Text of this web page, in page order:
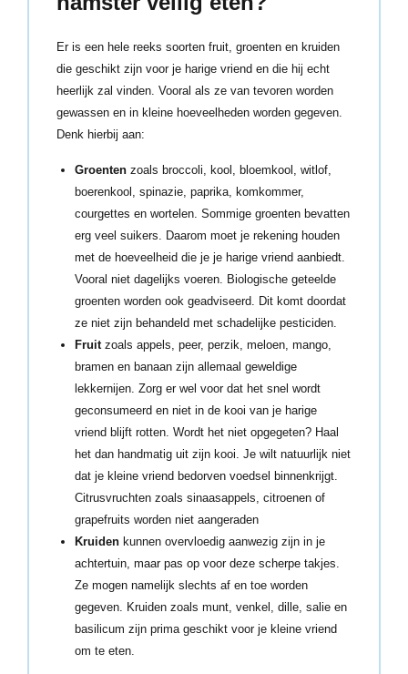
Er is een hele reeks soorten fruit, groenten en kruiden
die geschikt zijn voor je harige vriend en die hij echt
heerlijk zal vinden. Vooral als ze van tevoren worden
gewassen en in kleine hoeveelheden worden gegeven.
Denk hierbij aan:
Groenten zoals broccoli, kool, bloemkool, witlof,
boerenkool, spinazie, paprika, komkommer,
courgettes en wortelen. Sommige groenten bevatten
erg veel suikers. Daarom moet je rekening houden
met de hoeveelheid die je je harige vriend aanbiedt.
Vooral niet dagelijks voeren. Biologische geteelde
groenten worden ook geadviseerd. Dit komt doordat
ze niet zijn behandeld met schadelijke pesticiden.
Fruitzoals appels, peer, perzik, meloen, mango,
bramen en banaan zijn allemaal geweldige
lekkernijen. Zorg er wel voor dat het snel wordt
geconsumeerd en niet in de kooi van je harige
vriend blijft rotten. Wordt het niet opgegeten? Haal
het dan handmatig uit zijn kooi. Je wilt natuurlijk niet
dat je kleine vriend bedorven voedsel binnenkrijgt.
Citrusvruchten zoals sinaasappels, citroenen of
grapefruits worden niet aangeraden
Kruiden kunnen overvloedig aanwezig zijn in je
achtertuin, maar pas op voor deze scherpe takjes.
Ze mogen namelijk slechts af en toe worden
gegeven. Kruiden zoals munt, venkel, dille, salie en
basilicum zijn prima geschikt voor je kleine vriend
om te eten.